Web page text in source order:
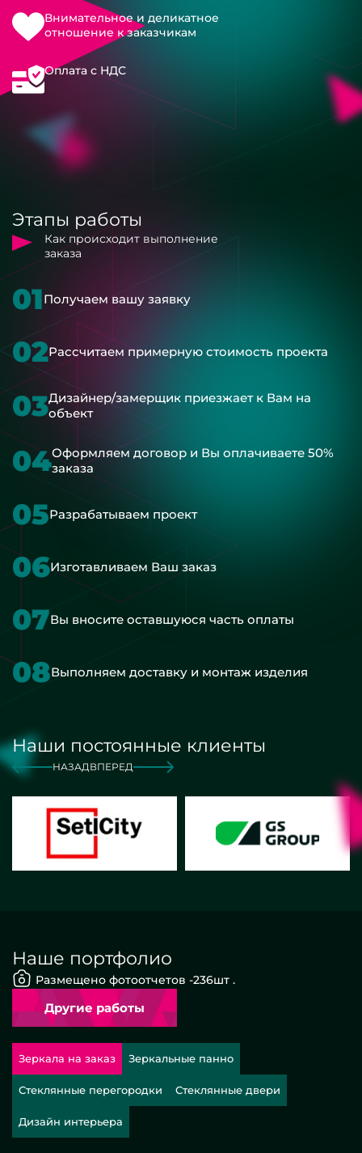
Внимательное и деликатное
отношение к заказчикам
Оплата с НДС
Этапы работы
Как происходит выполнение
заказа
01Получаем вашу заявку
02Рассчитаем примерную стоимость проекта
03Дизайнер/замерщик приезжает к Вам на
объект
04Оформляем договор и Вы оплачиваете 50%
заказа
05Разрабатываем проект
06Изготавливаем Ваш заказ
07Вы вносите оставшуюся часть оплаты
08Выполняем доставку и монтаж изделия
Наши постоянные клиенты
НАЗАДВПЕРЕД
Наше портфолио
Размещено фотоотчетов -236шт .
Другие работы
Зеркала на заказ Зеркальные панно
Стеклянные перегородки Стеклянные двери
Дизайн интерьера